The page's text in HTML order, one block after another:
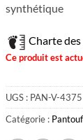
synthétique
Charte
Ce produit est
UGS : PAN-V-4375
Catégorie :